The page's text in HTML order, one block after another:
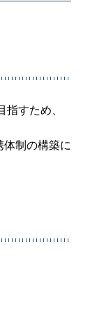
すため、
制の構築に